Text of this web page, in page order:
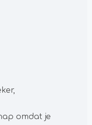
omdat je